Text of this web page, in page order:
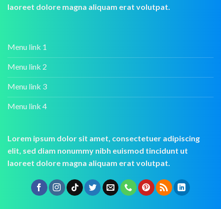
laoreet dolore magna aliquam erat volutpat.
Menu link 1
Menu link 2
Menu link 3
Menu link 4
Lorem ipsum dolor sit amet, consectetuer adipiscing
elit, sed diam nonummy nibh euismod tincidunt ut
laoreet dolore magna aliquam erat volutpat.